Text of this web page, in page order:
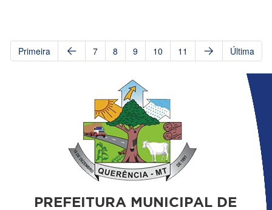
Primeira 7 8 9 10 11 Última
PREFEITURA MUNICIPAL DE